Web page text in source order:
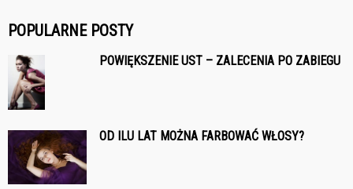
POPULARNE POSTY
POWIĘKSZENIE UST – ZALECENIA PO ZABIEGU
OD ILU LAT MOŻNA FARBOWAĆ WŁOSY?